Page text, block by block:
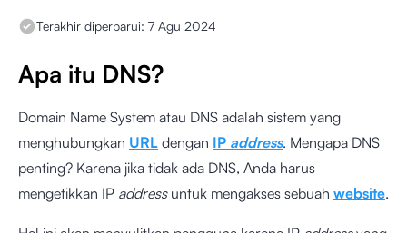
Terakhir diperbarui: 7 Agu 2024
Apa itu DNS?
Domain Name System atau DNS adalah sistem yang
menghubungkan URL dengan IP address. Mengapa DNS
penting? Karena jika tidak ada DNS, Anda harus
mengetikkan IP addressuntuk mengakses sebuah website.